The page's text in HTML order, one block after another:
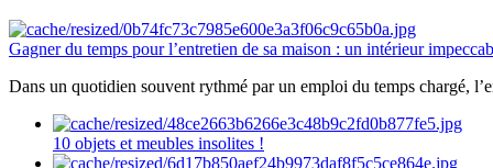
Gagner du temps pour l’entretien de sa maison : un intérieur
Dans un quotidien souvent rythmé par un emploi du temps chargé,
10 objets et meubles insolites !